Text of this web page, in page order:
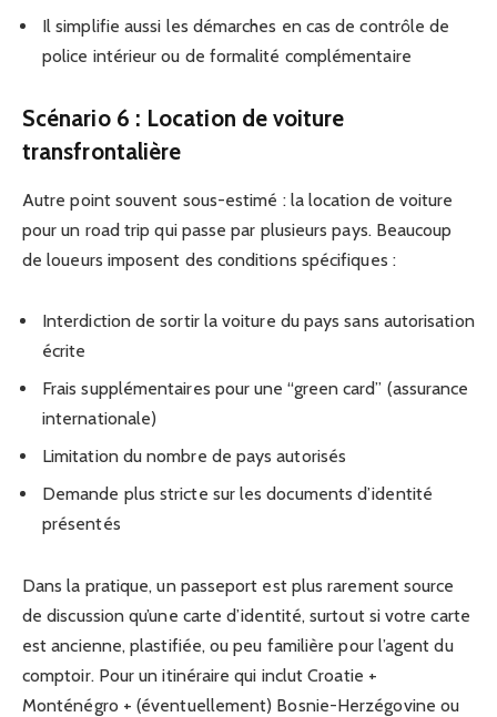
Il simplifie aussi les démarches en cas de contrôle de
police intérieur ou de formalité complémentaire
Scénario 6 : Location de voiture
transfrontalière
Autre point souvent sous-estimé : la location de voiture
pour un road trip qui passe par plusieurs pays. Beaucoup
de loueurs imposent des conditions spécifiques :
Interdiction de sortir la voiture du pays sans autorisation
écrite
Frais supplémentaires pour une “green card” (assurance
internationale)
Limitation du nombre de pays autorisés
Demande plus stricte sur les documents d’identité
présentés
Dans la pratique, un passeport est plus rarement source
de discussion qu’une carte d’identité, surtout si votre carte
est ancienne, plastifiée, ou peu familière pour l’agent du
comptoir. Pour un itinéraire qui inclut Croatie +
Monténégro + (éventuellement) Bosnie-Herzégovine ou